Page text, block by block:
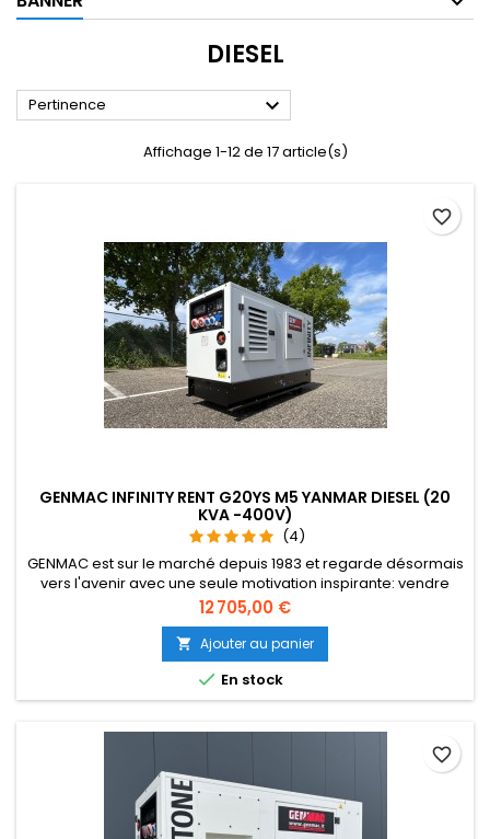
DIESEL
Pertinence 
Affichage 1-12 de 17 article(s)
GENMAC INFINITY RENT G20YS M5 YANMAR DIESEL (20
KVA -400V)
(4)
GENMAC est sur le marché depuis 1983 et regarde désormais
vers l'avenir avec une seule motivation inspirante: vendre
des groupes électrogènes de haute qualité partout dans le
monde, en aidant toutes les personnes à faire leur travail
dans tout type d'environnement, sans renoncer à la sécurité.
Un produit de qualité qui sera à vos côtés toute une vie.
Prix
12 705,00 €
 Ajouter au panier
 En stock
favorite_border
favorite_border